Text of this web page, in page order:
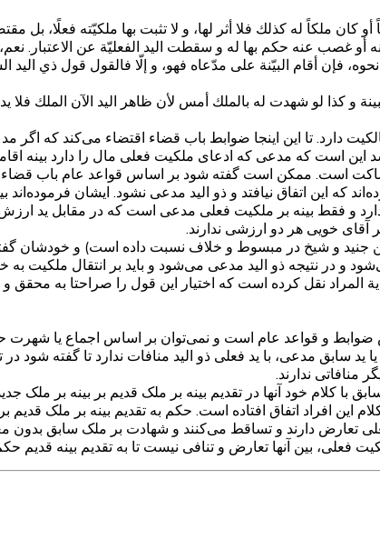
أو كان ملكاً له كذلك فلا أثر لها، و لا تثبت بها ملكيّته فعلًا،
غصب عنه حكم بها له و سقطت اليد الفعليّة عن الاعتبار. نعم،
فإن أقام البيّنة على مدّعاه فهو، و إلّا فالقول قول ذي اليد
و كذا لو شهدت له بالملك أمس لأن ظاهر اليد الآن الملك فلا
تا این اینجا ضوابط باب قضاء اقتضاء می‌کند که اگر
که مدعی که ادعای ملکیت فعلی مال را دارد بینه
است. ممکن است گفته شود بر اساس قواعد عام باب قضاء
که این اتفاق نیافتد و ذو الید مدعی نشود. ایشان
و فقط بینه بر ملکیت فعلی مدعی است که در مقابل ید
خویی هر دو ارزشی ندارند.
و شیخ در مبسوط و خلاف نسبت داده است) و خودشان
و در نتیجه ذو الید مدعی می‌شود و باید بر انتقال ملکیت به
نقل کرده است که اختیار این قول را صراحتا به محقق
ضوابط و قواعد عام است و نمی‌توان بر اساس اجماع یا شهرت
مدعی، با ید فعلی ذو الید منافات ندارد تا گفته شود در
ندارند.
با کلام خود آنها در تقدیم بینه بر ملک قدیم بر بینه بر ملک
افراد اتفاق افتاده است. حکم به تقدیم بینه بر ملک قدیم
تعارض دارند و تساقط می‌کنند و شهادت بر ملک سابق بدون
فعلی، بین آنها تعارض و تنافی نیست تا به تقدیم بینه قدیم